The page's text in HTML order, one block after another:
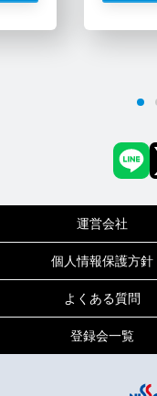
平日9:00
運営会社
個人情報保護方針
よくある質問
登録会一覧